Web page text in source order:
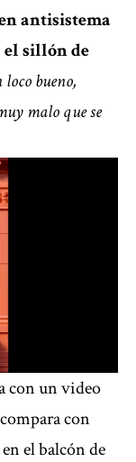
antisistema
el sillón de
bueno,
malo que se
con un video
con
el balcón de